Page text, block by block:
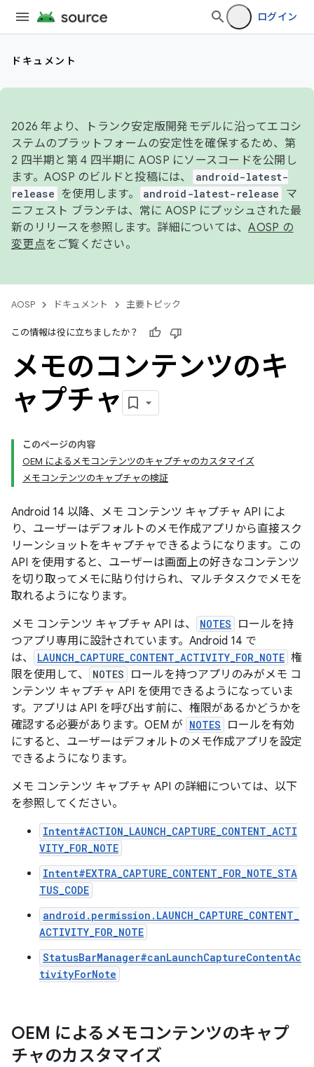
ログイン
ドキュメント
2026 年より、トランク安定版開発モデルに沿ってエコシ
ステムのプラットフォームの安定性を確保するため、第
2 四半期と第 4 四半期に AOSP にソースコードを公開し
ます。AOSP のビルドと投稿には、
android-latest-
release
を使用します。 android-latest-release
マ
ニフェスト ブランチは、常に AOSP にプッシュされた最
新のリリースを参照します。詳細については、AOSP の
変更点をご覧ください。
AOSP ドキュメント 主要トピック
この情報は役に立ちましたか？
メモのコンテンツのキ
ャプチャ
このページの内容
OEM によるメモコンテンツのキャプチャのカスタマイズ
メモコンテンツのキャプチャの検証
Android 14 以降、メモ コンテンツ キャプチャ API によ
り、ユーザーはデフォルトのメモ作成アプリから直接スク
リーンショットをキャプチャできるようになります。この
API を使用すると、ユーザーは画面上の好きなコンテンツ
を切り取ってメモに貼り付けられ、マルチタスクでメモを
取れるようになります。
メモ コンテンツ キャプチャ API は、
NOTES
ロールを持
つアプリ専用に設計されています。Android 14 で
は、
LAUNCH_CAPTURE_CONTENT_ACTIVITY_FOR_NOTE 権
限を使用して、
NOTES
ロールを持つアプリのみがメモ コ
ンテンツ キャプチャ API を使用できるようになっていま
す。アプリは API を呼び出す前に、権限があるかどうかを
確認する必要があります。OEM が NOTES
ロールを有効
にすると、ユーザーはデフォルトのメモ作成アプリを設定
できるようになります。
メモ コンテンツ キャプチャ API の詳細については、以下
を参照してください。
Intent#ACTION_LAUNCH_CAPTURE_CONTENT_ACTI
VITY_FOR_NOTE
Intent#EXTRA_CAPTURE_CONTENT_FOR_NOTE_STA
TUS_CODE
android.permission.LAUNCH_CAPTURE_CONTENT_
ACTIVITY_FOR_NOTE
StatusBarManager#canLaunchCaptureContentAc
tivityForNote
OEM によるメモコンテンツのキャプ
チャのカスタマイズ